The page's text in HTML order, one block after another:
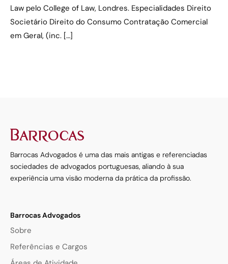
Law pelo College of Law, Londres. Especialidades Direito
Societário Direito do Consumo Contratação Comercial
em Geral, (inc. […]
Barrocas Advogados é uma das mais antigas e referenciadas
sociedades de advogados portuguesas, aliando à sua
experiência uma visão moderna da prática da profissão.
Barrocas Advogados
Sobre
Referências e Cargos